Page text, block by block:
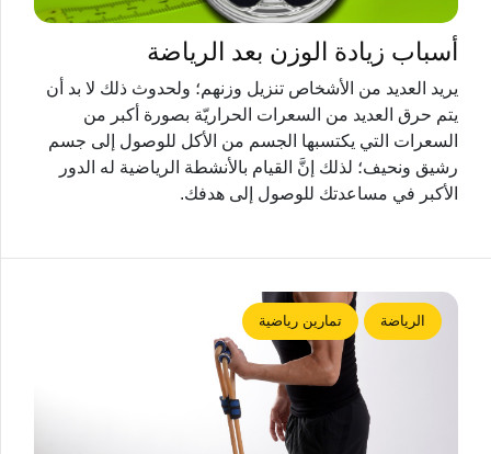
أسباب زيادة الوزن بعد الرياضة
يريد العديد من الأشخاص تنزيل وزنهم؛ ولحدوث ذلك لا بد أن
يتم حرق العديد من السعرات الحراريّة بصورة أكبر من
السعرات التي يكتسبها الجسم من الأكل للوصول إلى جسم
رشيق ونحيف؛ لذلك إنَّ القيام بالأنشطة الرياضية له الدور
الأكبر في مساعدتك للوصول إلى هدفك.
الرياضة تمارين رياضية